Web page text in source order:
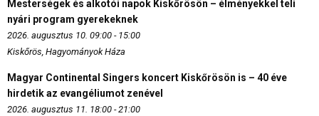
Mesterségek és alkotói napok Kiskőrösön – élményekkel teli
nyári program gyerekeknek
2026. augusztus 10. 09:00 - 15:00
Kiskőrös, Hagyományok Háza
Magyar Continental Singers koncert Kiskőrösön is – 40 éve
hirdetik az evangéliumot zenével
2026. augusztus 11. 18:00 - 21:00